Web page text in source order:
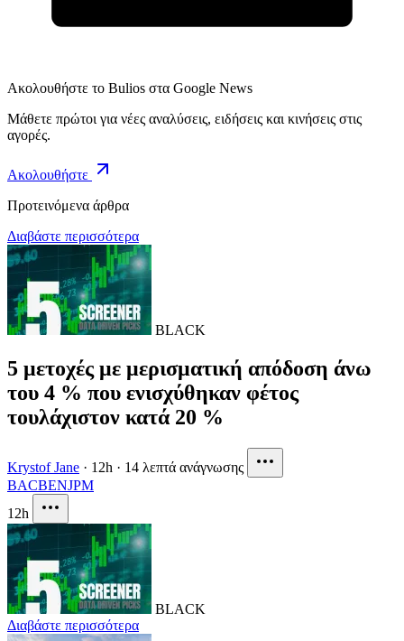
Ακολουθήστε το Bulios στα Google News
Μάθετε πρώτοι για νέες αναλύσεις, ειδήσεις και κινήσεις στις
αγορές.
Ακολουθήστε
Προτεινόμενα άρθρα
Διαβάστε περισσότερα
BLACK
5 μετοχές με μερισματική απόδοση άνω
του 4 % που ενισχύθηκαν φέτος
τουλάχιστον κατά 20 %
Krystof Jane · 12h · 14 λεπτά ανάγνωσης
BACBENJPM
12h
BLACK
Διαβάστε περισσότερα